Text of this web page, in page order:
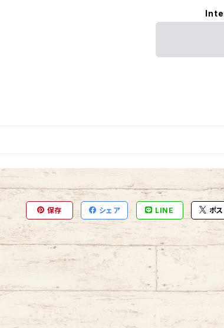
保存 シェア LINE ポ